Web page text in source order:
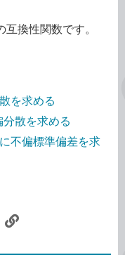
換性関数です。
を求める
散を求める
不偏標準偏差を求